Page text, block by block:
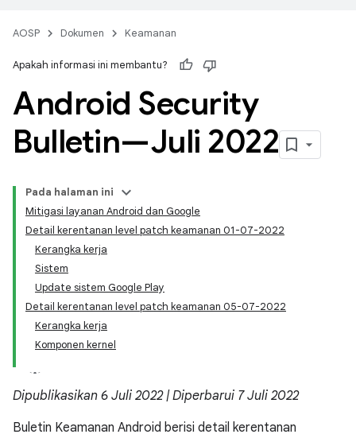
AOSP Dokumen Keamanan
Apakah informasi ini membantu?
Android Security
Bulletin—Juli 2022
Pada halaman ini
Mitigasi layanan Android dan Google
Detail kerentanan level patch keamanan 01-07-2022
Kerangka kerja
Sistem
Update sistem Google Play
Detail kerentanan level patch keamanan 05-07-2022
Kerangka kerja
Komponen kernel
Dipublikasikan 6 Juli 2022 | Diperbarui 7 Juli 2022
Buletin Keamanan Android berisi detail kerentanan